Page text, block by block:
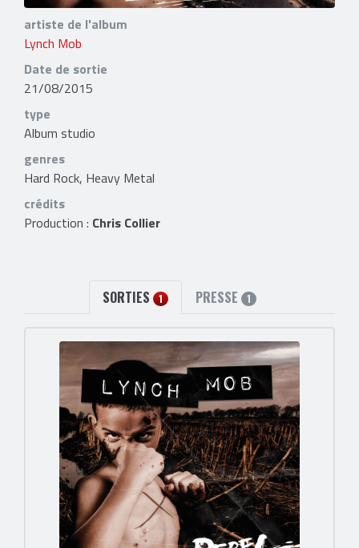
artiste de l'album
Lynch Mob
Date de sortie
21/08/2015
type
Album studio
genres
Hard Rock, Heavy Metal
crédits
Production : Chris Collier
SORTIES 1 PRESSE 1